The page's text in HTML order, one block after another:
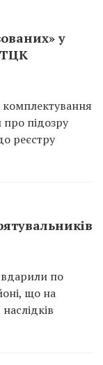
у
ТЦК
підозру
реєстру
вдарили по
що на